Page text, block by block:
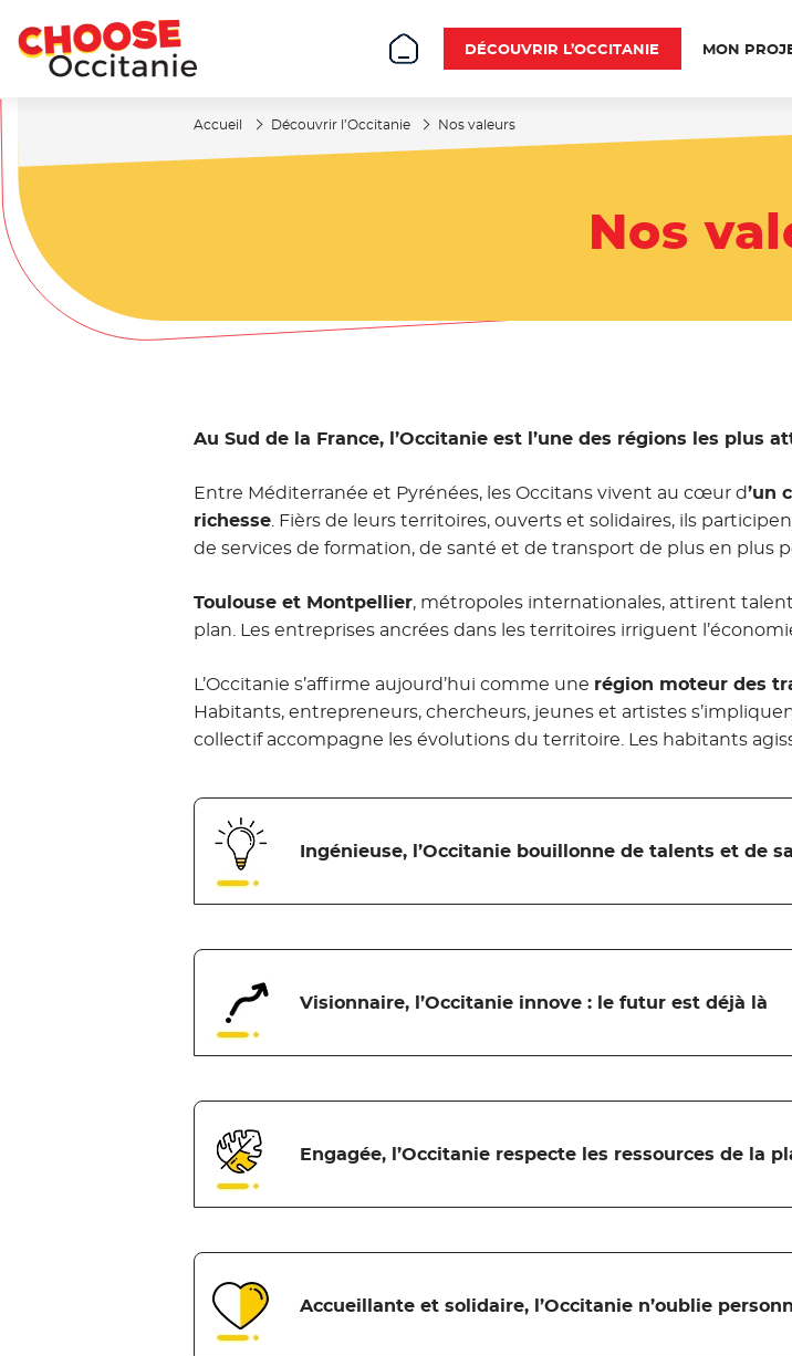
DÉCOUVRIR L’OCCITANIE MON
Accueil Découvrir l’Occitanie Nos valeurs
Nos
Au Sud de la France, l’Occitanie est l’une des régions les plus
Entre Méditerranée et Pyrénées, les Occitans vivent au cœur d’un
richesse . Fièrs de leurs territoires, ouverts et solidaires, ils
de services de formation, de santé et de transport de plus en plus
Toulouse et Montpellier, métropoles internationales, attirent
plan. Les entreprises ancrées dans les territoires irriguent
L’Occitanie s’affirme aujourd’hui comme une région moteur des
Habitants, entrepreneurs, chercheurs, jeunes et artistes
collectif accompagne les évolutions du territoire. Les habitants
Ingénieuse, l’Occitanie bouillonne de talents et de
Visionnaire, l’Occitanie innove : le futur est déjà là
Engagée, l’Occitanie respecte les ressources de la
Accueillante et solidaire, l’Occitanie n’oublie